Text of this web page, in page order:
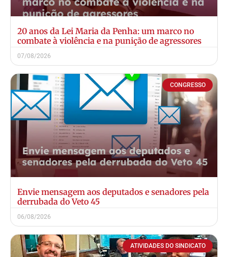
20 anos da Lei Maria da Penha: um marco no
combate à violência e na punição de agressores
07/08/2026
CONGRESSO
Envie mensagem aos deputados e senadores pela
derrubada do Veto 45
06/08/2026
ATIVIDADES DO SINDICATO